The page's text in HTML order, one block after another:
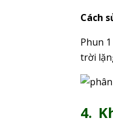
Cách
Phun
trời
4.